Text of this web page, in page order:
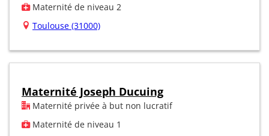
Maternité de niveau 2
Toulouse (31000)
Maternité Joseph Ducuing
Maternité privée à but non lucratif
Maternité de niveau 1